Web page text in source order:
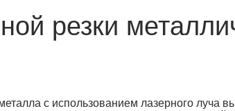
резки
с использованием лазерного луча